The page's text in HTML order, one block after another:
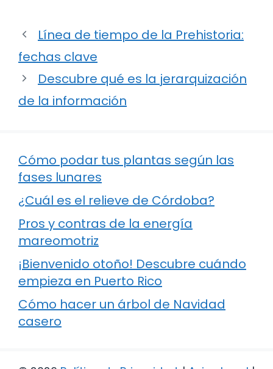
Línea de tiempo de la Prehistoria:
fechas clave
Descubre qué es la jerarquización
de la información
Cómo podar tus plantas según las
fases lunares
¿Cuál es el relieve de Córdoba?
Pros y contras de la energía
mareomotriz
¡Bienvenido otoño! Descubre cuándo
empieza en Puerto Rico
Cómo hacer un árbol de Navidad
casero